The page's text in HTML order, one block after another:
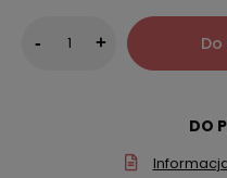
- +
DO